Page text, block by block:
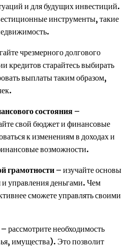
и для будущих инвестиций.
инструменты, такие
чрезмерного долгового
кредитов старайтесь выбирать
выплаты таким образом,
состояния –
свой бюджет и финансовые
к изменениям в доходах и
возможности.
грамотности – изучайте основы
управления деньгами. Чем
сможете управлять своими
– рассмотрите необходимость
имущества). Это позволит